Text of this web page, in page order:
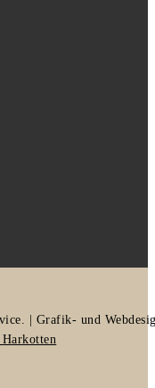
| Grafik- und